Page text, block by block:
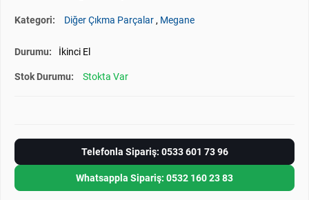
Kategori: Diğer Çıkma Parçalar , Megane
Durumu: İkinci El
Stok Durumu: Stokta Var
Telefonla Sipariş: 0533 601 73 96
Whatsappla Sipariş: 0532 160 23 83